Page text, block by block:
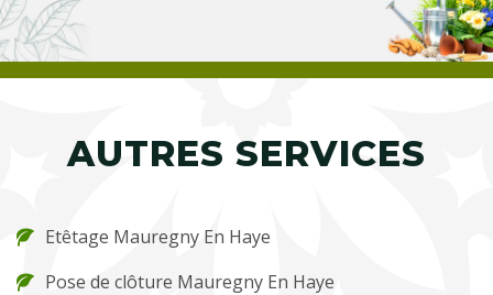
AUTRES SERVICES
Etêtage Mauregny En Haye
Pose de clôture Mauregny En Haye